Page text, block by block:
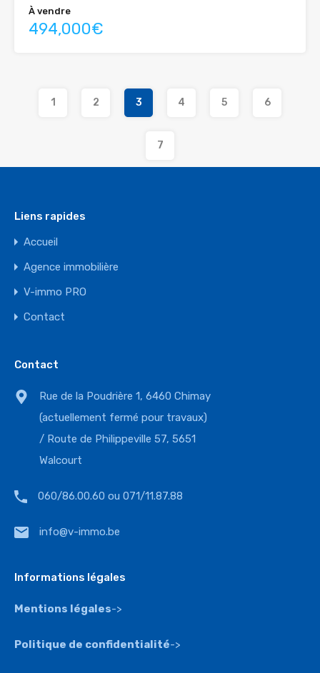
À vendre
494,000€
1 2 3 4 5 6
7
Liens rapides
Accueil
Agence immobilière
V-immo PRO
Contact
Contact
Rue de la Poudrière 1, 6460 Chimay
(actuellement fermé pour travaux)
/ Route de Philippeville 57, 5651
Walcourt
060/86.00.60 ou 071/11.87.88
info@v-immo.be
Informations légales
Mentions légales->
Politique de confidentialité->